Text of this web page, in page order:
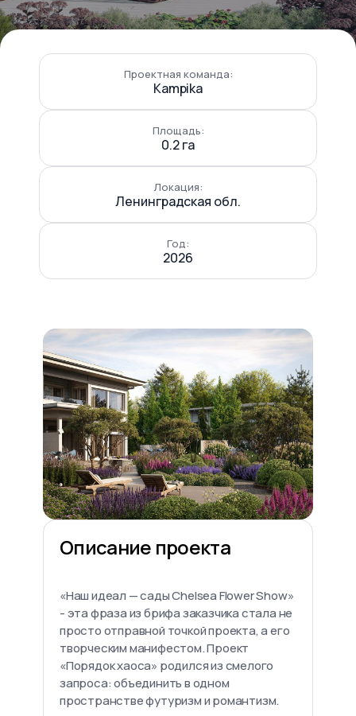
Проектная команда:
Kampika
Площадь:
0.2 га
Локация:
Ленинградская обл.
Год:
2026
Описание проекта
«Наш идеал — сады Chelsea Flower Show»
- эта фраза из брифа заказчика стала не
просто отправной точкой проекта, а его
творческим манифестом. Проект
«Порядок хаоса» родился из смелого
запроса: объединить в одном
пространстве футуризм и романтизм.